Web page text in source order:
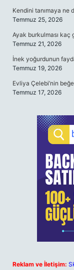
Kendini tanımaya ne
Temmuz 25, 2026
Ayak burkulması kaç
Temmuz 21, 2026
İnek yoğurdunun
Temmuz 19, 2026
Evliya Çelebi’nin
Temmuz 17, 2026
Reklam ve İletişim: